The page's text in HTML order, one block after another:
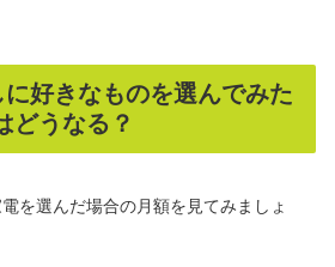
好きなものを選んでみた
どうなる？
を選んだ場合の月額を見てみましょ